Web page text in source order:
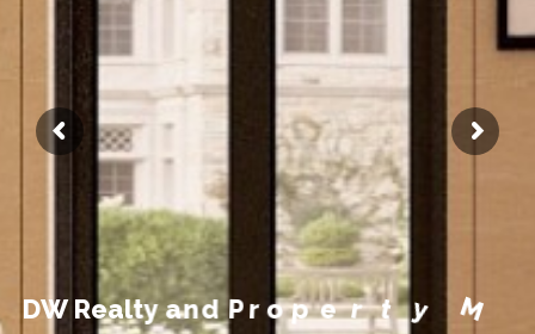
DW Realtyand PropertyManag me